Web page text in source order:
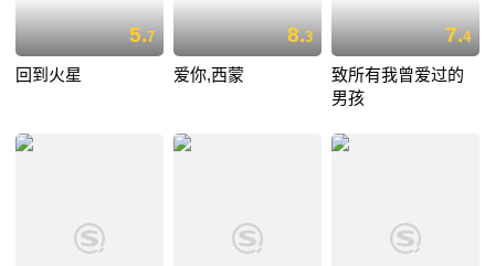
5.7
回到火星
8.3
爱你,西蒙
7.4
致所有我曾爱过的
男孩